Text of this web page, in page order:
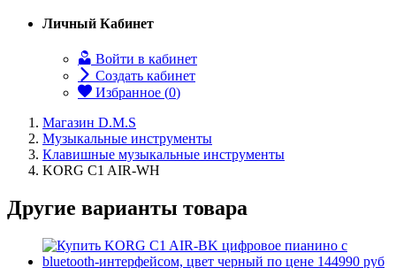
Личный Кабинет
Войти в кабинет
Создать кабинет
Избранное (0)
Магазин D.M.S
Музыкальные инструменты
Клавишные музыкальные инструменты
KORG C1 AIR-WH
Другие варианты товара